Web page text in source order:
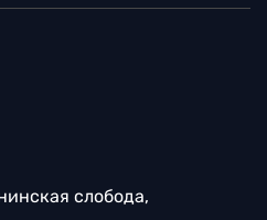
слобода,